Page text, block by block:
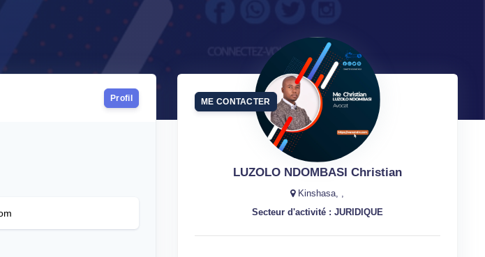
ME CONTACTER
LUZOLO NDOMBASI Christian
Kinshasa, ,
Secteur d'activité : JURIDIQUE
Profil